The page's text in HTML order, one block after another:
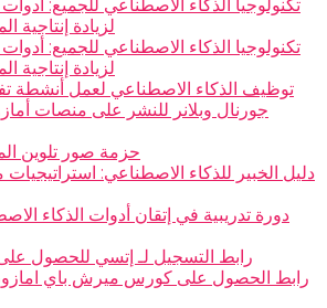
تكنولوجيا الذكاء الاصطناعي للجميع:
لزيادة إنتاجية
تكنولوجيا الذكاء الاصطناعي للجميع:
لزيادة إنتاجية
توظيف الذكاء الاصطناعي لعمل أنشطة
جورنال وبلانر للنشر على منصات
حزمة صور تلوين
دليل الخبير للذكاء الاصطناعي: استراتيجيات
دورة تدريبية في إتقان أدوات الذكاء
رابط التسجيل لـ إتسي للحصول على ٤٠ منتج